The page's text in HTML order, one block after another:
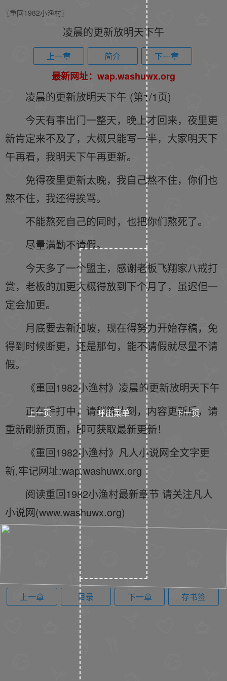
〖重回1982小渔村〗
凌晨的更新放明天下午
上一章 简介 下一章
最新网址：wap.washuwx.org
凌晨的更新放明天下午 (第1/1页)
今天有事出门一整天，晚上才回来，夜里更
新肯定来不及了，大概只能写一半，大家明天下
午再看，我明天下午再更新。
免得夜里更新太晚，我自己熬不住，你们也
熬不住，我还得挨骂。
不能熬死自己的同时，也把你们熬死了。
尽量满勤不请假。
今天多了一个盟主，感谢老板飞翔家八戒打
赏，老板的加更大概得放到下个月了，虽迟但一
定会加更。
月底要去新加坡，现在得努力开始存稿，免
得到时候断更，还是那句，能不请假就尽量不请
假。
《重回1982小渔村》凌晨的更新放明天下午
正在手打中，请稍等片刻，内容更新后，请
重新刷新页面，即可获取最新更新！
《重回1982小渔村》凡人小说网全文字更
新,牢记网址:wap.washuwx.org
阅读重回1982小渔村最新章节 请关注凡人
小说网(www.washuwx.org)
上一章 目录 下一章 存书签
上一页 下一页
呼出菜单